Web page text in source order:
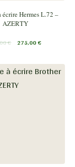
Hermes L.72 –
AZERTY
€ 275,00€